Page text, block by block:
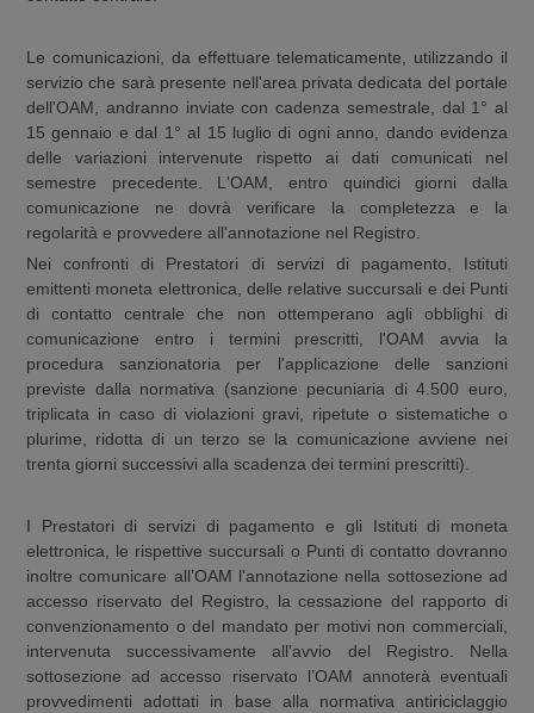
Le comunicazioni, da effettuare telematicamente, utilizzando il
servizio che sarà presente nell'area privata dedicata del portale
dell'OAM, andranno inviate con cadenza semestrale, dal 1° al
15 gennaio e dal 1° al 15 luglio di ogni anno, dando evidenza
delle variazioni intervenute rispetto ai dati comunicati nel
semestre precedente. L'OAM, entro quindici giorni dalla
comunicazione ne dovrà verificare la completezza e la
regolarità e provvedere all'annotazione nel Registro.
Nei confronti di Prestatori di servizi di pagamento, Istituti
emittenti moneta elettronica, delle relative succursali e dei Punti
di contatto centrale che non ottemperano agli obblighi di
comunicazione entro i termini prescritti, l'OAM avvia la
procedura sanzionatoria per l'applicazione delle sanzioni
previste dalla normativa (sanzione pecuniaria di 4.500 euro,
triplicata in caso di violazioni gravi, ripetute o sistematiche o
plurime, ridotta di un terzo se la comunicazione avviene nei
trenta giorni successivi alla scadenza dei termini prescritti).
I Prestatori di servizi di pagamento e gli Istituti di moneta
elettronica, le rispettive succursali o Punti di contatto dovranno
inoltre comunicare all’OAM l'annotazione nella sottosezione ad
accesso riservato del Registro, la cessazione del rapporto di
convenzionamento o del mandato per motivi non commerciali,
intervenuta successivamente all'avvio del Registro. Nella
sottosezione ad accesso riservato l’OAM annoterà eventuali
provvedimenti adottati in base alla normativa antiriciclaggio